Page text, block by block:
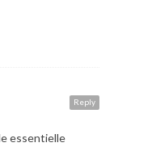
Reply
essentielle